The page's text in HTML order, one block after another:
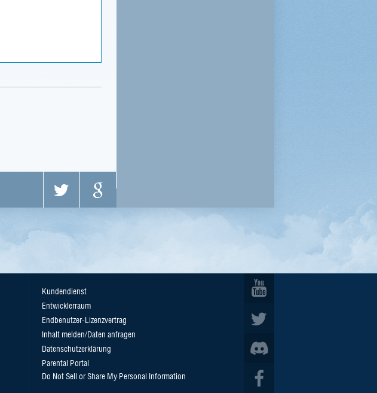
Kundendienst
Entwicklerraum
Endbenutzer-Lizenzvertrag
Inhalt melden/Daten anfragen
Datenschutzerklärung
Parental Portal
Do Not Sell or Share My Personal Information